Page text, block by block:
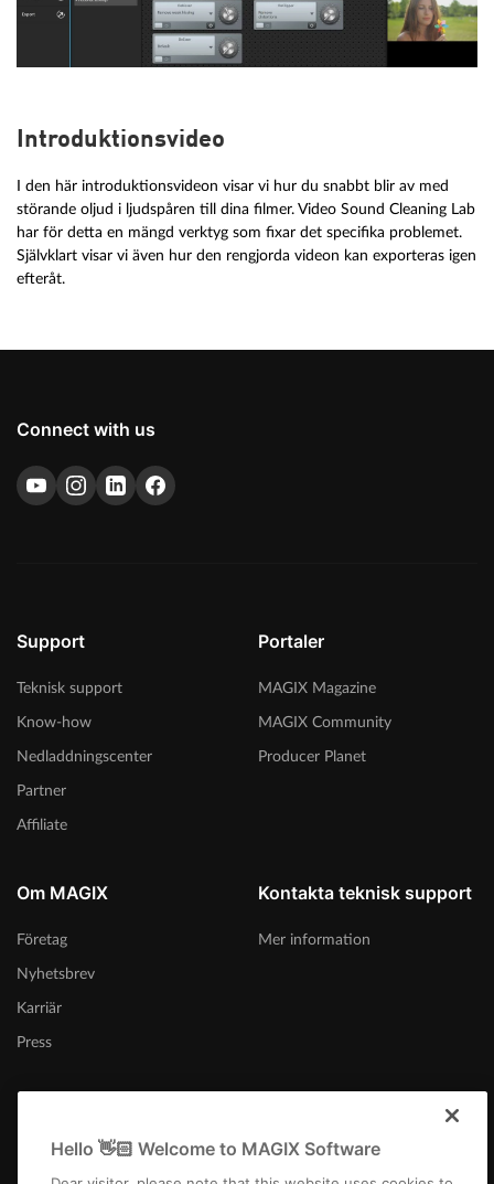
Introduktionsvideo
I den här introduktionsvideon visar vi hur du snabbt blir av med
störande oljud i ljudspåren till dina filmer. Video Sound Cleaning Lab
har för detta en mängd verktyg som fixar det specifika problemet.
Självklart visar vi även hur den rengjorda videon kan exporteras igen
efteråt.
Connect with us
Support
Teknisk support
Know-how
Nedladdningscenter
Partner
Affiliate
Portaler
MAGIX Magazine
MAGIX Community
Producer Planet
Om MAGIX
Företag
Nyhetsbrev
Karriär
Press
Kontakta teknisk support
Mer information
Sverige
Hello 👋🏻 Welcome to MAGIX Software